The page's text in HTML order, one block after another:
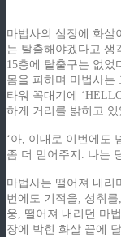
마법사의 심장에 화살
는 탈출해야겠다고 생
15층에 탈출구는 없
몸을 피하며 마법사는
타워 꼭대기에
하게 거리를 밝히고 있
‘아, 이대로 이번에도
좀 더 믿어주지. 나는
마법사는 떨어져 내리
번에도 기적을, 성취
웅, 떨어져 내리던 마
장에 박힌 화살 끝에